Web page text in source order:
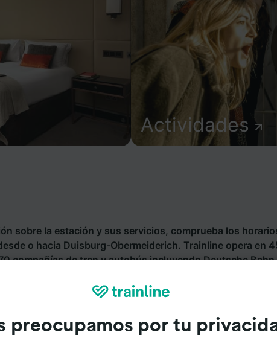
Actividades
sobre la estación y sus servicios, comprueba los
o hacia Duisburg-Obermeiderich. Trainline opera en
compañías de tren y autobús incluyendoDeutsche Bahn
Duisburg-Obermeiderich con Trainline.
preocupamos por tu